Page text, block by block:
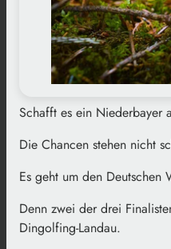
Schafft es ein Niederbayer
Die Chancen stehen nicht
Es geht um den Deutschen
Denn zwei der drei
Dingolfing-Landau.